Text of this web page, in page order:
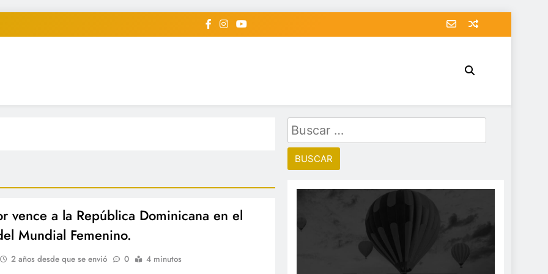
Deportivo Digital"
#deportealdiaperiodico
vence a la República Dominicana en el
Mundial Femenino.
2 años desde que se envió 0 4 minutos
Buscar: